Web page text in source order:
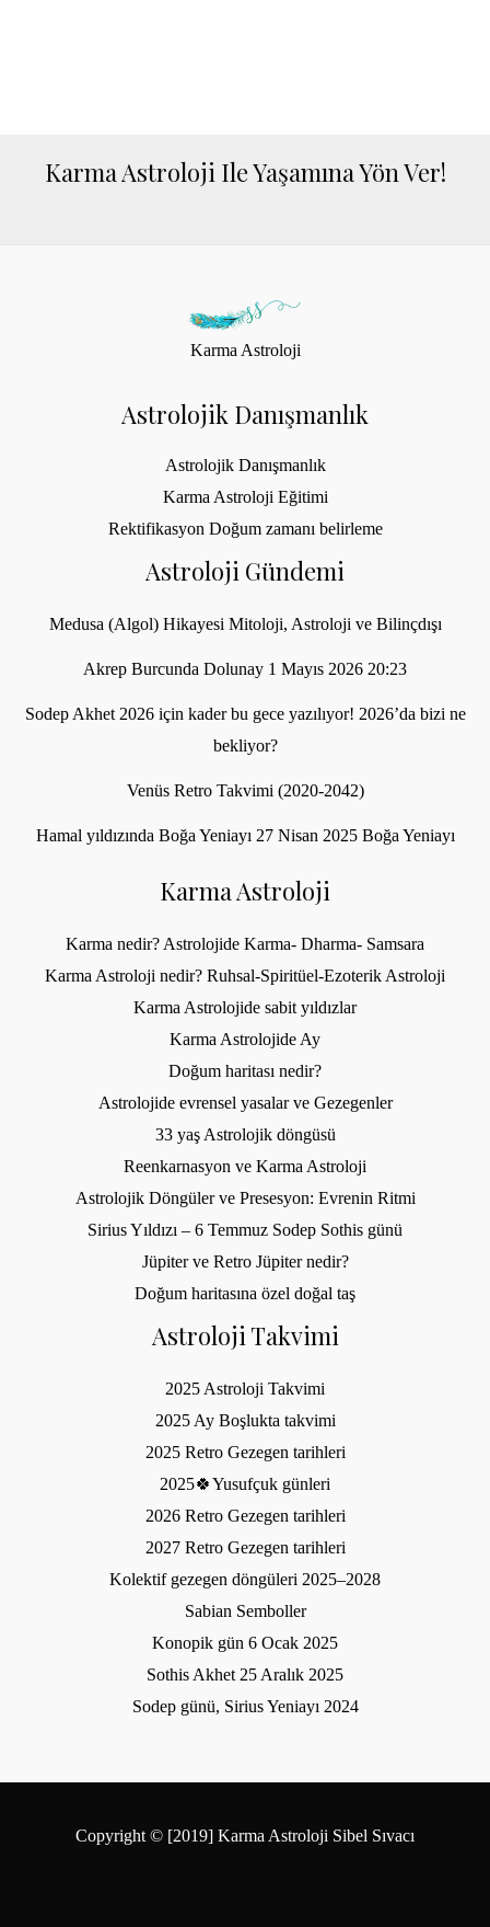
Karma Astroloji Ile Yaşamına Yön Ver!
Karma Astroloji
Astrolojik Danışmanlık
Astrolojik Danışmanlık
Karma Astroloji Eğitimi
Rektifikasyon Doğum zamanı belirleme
Astroloji Gündemi
Medusa (Algol) Hikayesi Mitoloji, Astroloji ve Bilinçdışı
Akrep Burcunda Dolunay 1 Mayıs 2026 20:23
Sodep Akhet 2026 için kader bu gece yazılıyor! 2026’da bizi ne
bekliyor?
Venüs Retro Takvimi (2020-2042)
Hamal yıldızında Boğa Yeniayı 27 Nisan 2025 Boğa Yeniayı
Karma Astroloji
Karma nedir? Astrolojide Karma- Dharma- Samsara
Karma Astroloji nedir? Ruhsal-Spiritüel-Ezoterik Astroloji
Karma Astrolojide sabit yıldızlar
Karma Astrolojide Ay
Doğum haritası nedir?
Astrolojide evrensel yasalar ve Gezegenler
33 yaş Astrolojik döngüsü
Reenkarnasyon ve Karma Astroloji
Astrolojik Döngüler ve Presesyon: Evrenin Ritmi
Sirius Yıldızı – 6 Temmuz Sodep Sothis günü
Jüpiter ve Retro Jüpiter nedir?
Doğum haritasına özel doğal taş
Astroloji Takvimi
2025 Astroloji Takvimi
2025 Ay Boşlukta takvimi
2025 Retro Gezegen tarihleri
2025🍀Yusufçuk günleri
2026 Retro Gezegen tarihleri
2027 Retro Gezegen tarihleri
Kolektif gezegen döngüleri 2025–2028
Sabian Semboller
Konopik gün 6 Ocak 2025
Sothis Akhet 25 Aralık 2025
Sodep günü, Sirius Yeniayı 2024
Copyright © [2019] Karma Astroloji Sibel Sıvacı